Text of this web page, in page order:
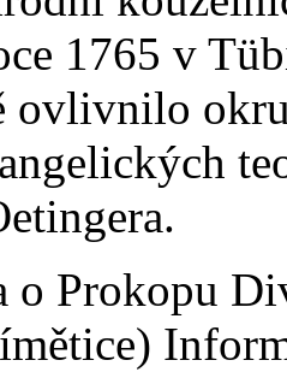
1765 v
ovlivnilo
o Prokopu